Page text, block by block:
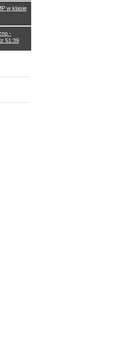
w klasie
-
51:39